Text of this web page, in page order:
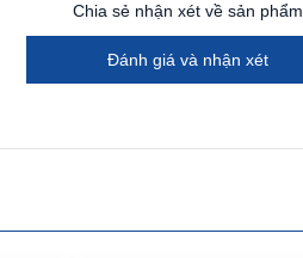
Chia sẻ nhận xét về sản phẩm
Đánh giá và nhận xét